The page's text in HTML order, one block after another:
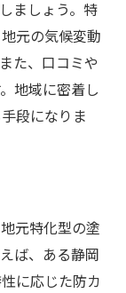
ましょう。特
元の気候変動
た、口コミや
地域に密着し
段になりま
元特化型の塗
ば、ある静岡
に応じた防カ